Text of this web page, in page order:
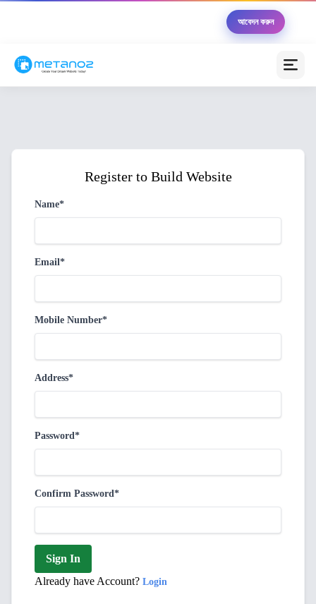
আবেদন করুন
Register to Build Website
Name*
Email*
Mobile Number*
Address*
Password*
Confirm Password*
Sign In
Already have Account? Login
মেটানোজ এআই অ্যাসিস্ট্যান্ট
অনলাইন (আপনাকে সাহায্য করতে প্রস্তুত)